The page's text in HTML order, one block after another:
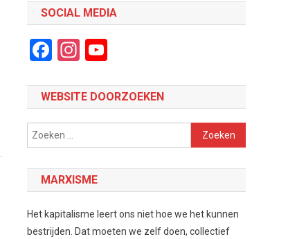
SOCIAL MEDIA
Facebook
Instagram
WEBSITE DOORZOEKEN
Zoeken
naar:
MARXISME
Het kapitalisme leert ons niet hoe we het kunnen
bestrijden. Dat moeten we zelf doen, collectief